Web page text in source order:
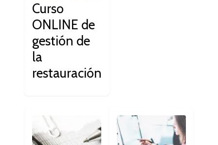
Curso
ONLINE de
gestión de
la
restauración